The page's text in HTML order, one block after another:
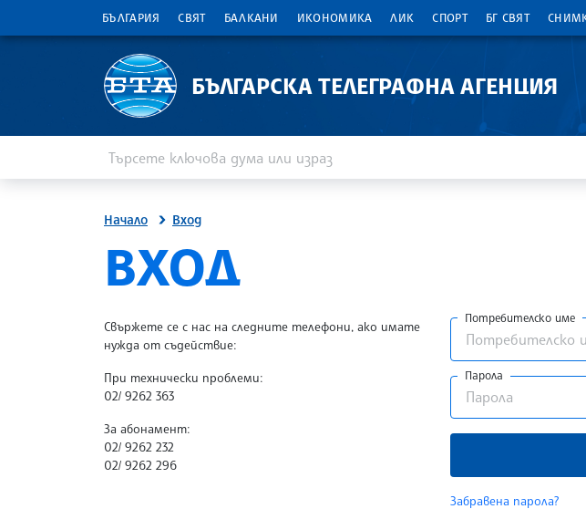
БЪЛГАРИЯ СВЯТ БАЛКАНИ ИКОНОМИКА ЛИК СПОРТ БГ СВЯТ
БЪЛГАРСКА ТЕЛЕГРАФНА АГЕНЦИЯ
Начало Вход
SITE.BTA
ВХОД
Свържете се с нас на следните телефони, ако имате
нужда от съдействие:
При технически проблеми:
02/ 9262 363
За абонамент:
02/ 9262 232
02/ 9262 296
Потребителско име
Парола
Забравена парола?